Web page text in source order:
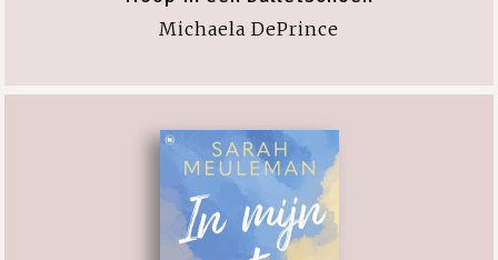
Michaela DePrince